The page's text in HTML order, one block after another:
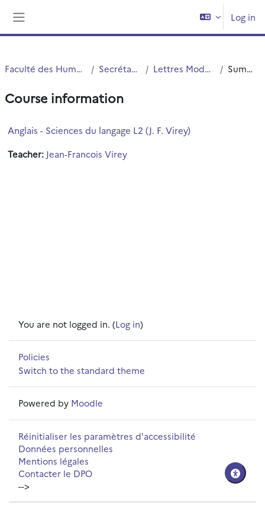
Log in
Faculté des Humanités Secrétariats Lettres Modernes Summary
Course information
Anglais - Sciences du langage L2 (J. F. Virey)
Teacher: Jean-Francois Virey
You are not logged in. (Log in)
Policies
Switch to the standard theme
Powered by Moodle
Réinitialiser les paramètres d'accessibilité
Données personnelles
Mentions légales
Contacter le DPO
-->